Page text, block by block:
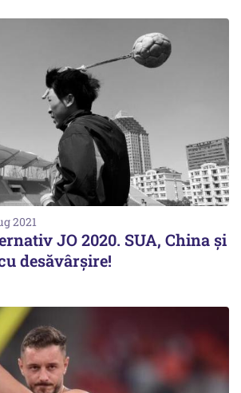
2021
JO 2020. SUA, China și
desăvârșire!